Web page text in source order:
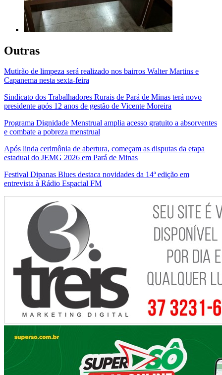
Outras
Mutirão de limpeza será realizado nos bairros Walter Martins e
Capanema nesta sexta-feira
Sindicato dos Trabalhadores Rurais de Pará de Minas terá novo
presidente após 12 anos de gestão de Vicente Moreira
Programa Dignidade Menstrual amplia acesso gratuito a absorventes
e combate a pobreza menstrual
Após linda cerimônia de abertura, começam as disputas da etapa
estadual do JEMG 2026 em Pará de Minas
Festival Dipanas Blues destaca novidades da 14ª edição em
entrevista à Rádio Espacial FM